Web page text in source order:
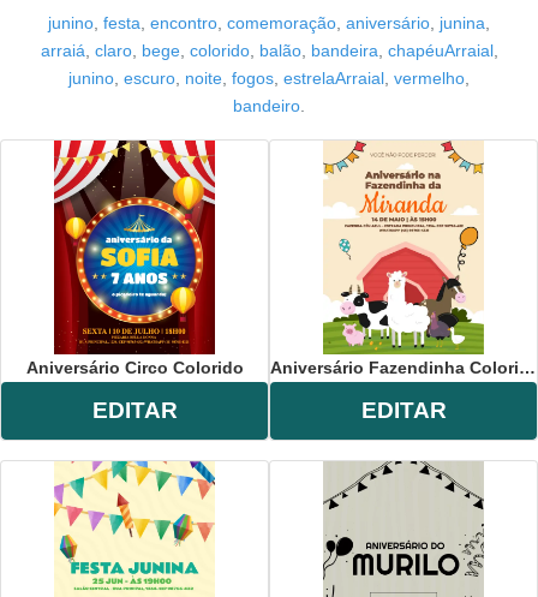
junino festa encontro comemoração aniversário junina
arraiá claro, bege, colorido, balão, bandeira chapéuArraial,
junino escuro noite fogos estrelaArraial vermelho
bandeiro
Aniversário Circo Colorido
EDITAR
Aniversário Fazendinha Colorido
EDITAR